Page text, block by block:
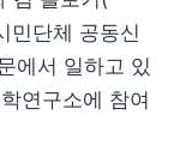
민단체 공동신
에서 일하고 있
연구소에 참여